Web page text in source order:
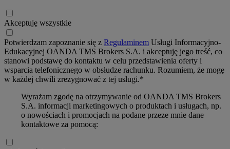
Akceptuję wszystkie
Potwierdzam zapoznanie się z Regulaminem Usługi Informacyjno-
Edukacyjnej OANDA TMS Brokers S.A. i akceptuję jego treść, co
stanowi podstawę do kontaktu w celu przedstawienia oferty i
wsparcia telefonicznego w obsłudze rachunku. Rozumiem, że mogę
w każdej chwili zrezygnować z tej usługi.*
Wyrażam zgodę na otrzymywanie od OANDA TMS Brokers
S.A. informacji marketingowych o produktach i usługach, np.
o nowościach i promocjach na podane przeze mnie dane
kontaktowe za pomocą: